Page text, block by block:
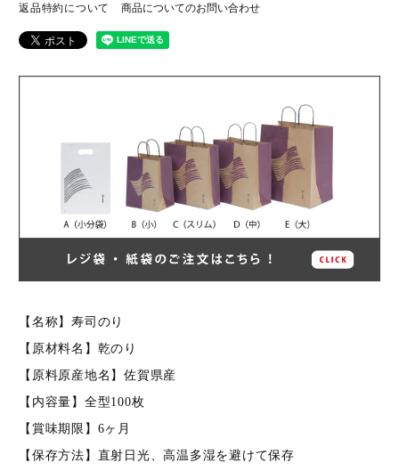
商品番号
価格（税別）
〜
返品特約について 商品についてのお問い合わせ
【名称】寿司のり
【原材料名】乾のり
【原料原産地名】佐賀県産
【内容量】全型100枚
【賞味期限】6ヶ月
【保存方法】直射日光、高温多湿を避けて保存